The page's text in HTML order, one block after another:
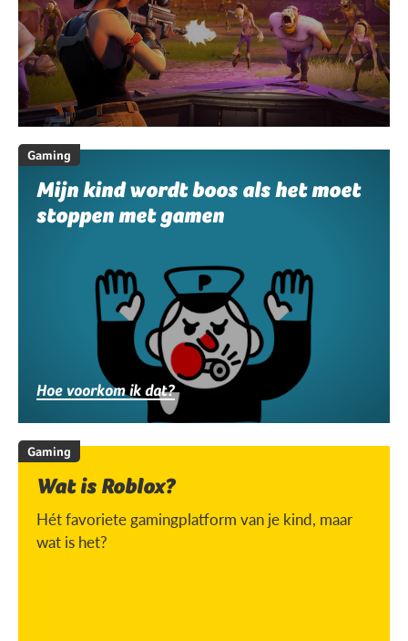
Gaming
Mijn kind wordt boos als het moet
stoppen met gamen
Hoe voorkom ik dat?
Gaming
Wat is Roblox?
Hét favoriete gamingplatform van je kind, maar
wat is het?